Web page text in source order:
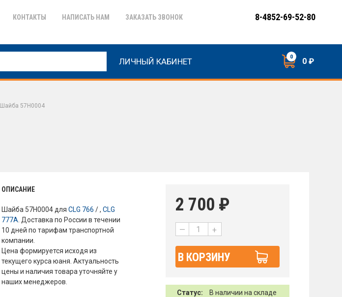
КОНТАКТЫ НАПИСАТЬ НАМ ЗАКАЗАТЬ ЗВОНОК 8-4852-69-52-80
ЛИЧНЫЙ КАБИНЕТ 0 0 ₽
Шайба 57H0004
ОПИСАНИЕ
Шайба 57H0004 дляCLG 766 / ,CLG
777A . Доставка по России в течении
10 дней по тарифам транспортной
компании.
Цена формируется исходя из
текущего курса юаня. Актуальность
цены и наличия товара уточняйте у
наших менеджеров.
2 700 ₽
— +
В КОРЗИНУ
Статус: В наличии на складе